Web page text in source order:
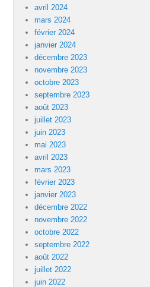
avril 2024
mars 2024
février 2024
janvier 2024
décembre 2023
novembre 2023
octobre 2023
septembre 2023
août 2023
juillet 2023
juin 2023
mai 2023
avril 2023
mars 2023
février 2023
janvier 2023
décembre 2022
novembre 2022
octobre 2022
septembre 2022
août 2022
juillet 2022
juin 2022